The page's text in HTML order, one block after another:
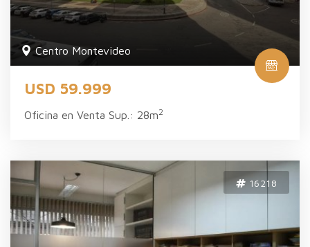
Centro Montevideo
USD 59.999
Oficina en Venta Sup.: 28m2
16218